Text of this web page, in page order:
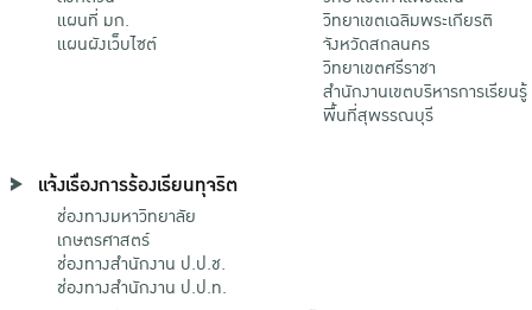
แผนที่ มก.
แผนผังเว็บไซต์
วิทยาเขตเฉลิมพระเกียรติ
จังหวัดสกลนคร
วิทยาเขตศรีราชา
สำนักงานเขตบริหารการเรียนรู้
พื้นที่สุพรรณบุรี
แจ้งเรื่องการร้องเรียนทุจริต
ช่องทางมหาวิทยาลัย
เกษตรศาสตร์
ช่องทางสำนักงาน ป.ป.ช.
ช่องทางสำนักงาน ป.ป.ท.